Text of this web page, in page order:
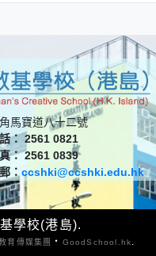
馬寶道八十二號
： 2561 0821
： 2561 0839
：ccshki@ccshki.edu.hk
學校(港島).
育傳媒集團 ‧ GoodSchool.hk.